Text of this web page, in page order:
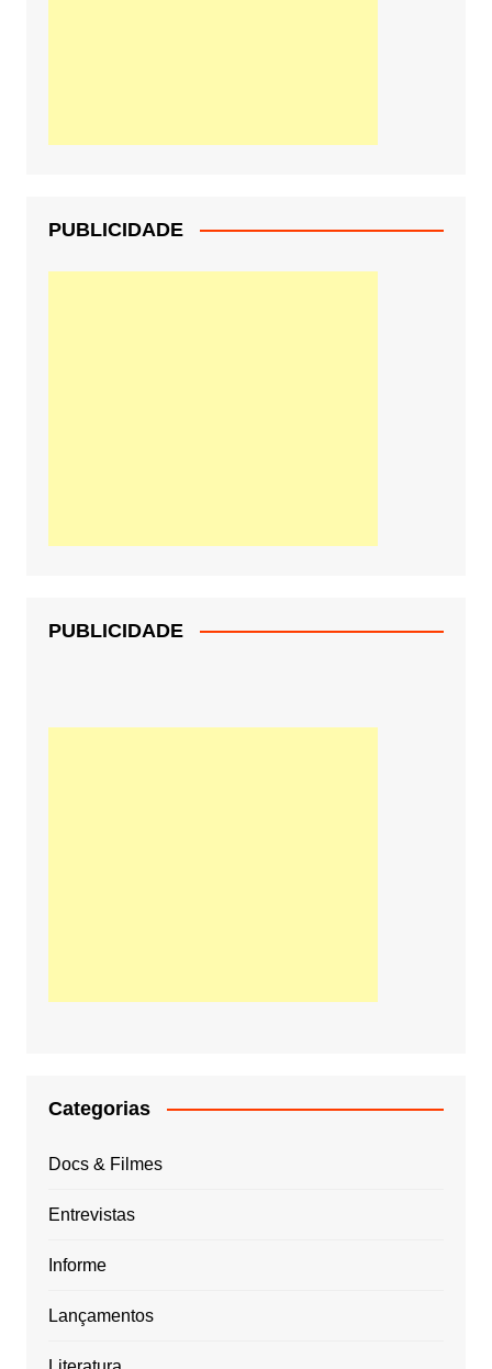
PUBLICIDADE
PUBLICIDADE
Categorias
Docs & Filmes
Entrevistas
Informe
Lançamentos